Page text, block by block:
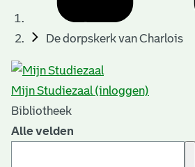
De dorpskerk van Charlois
Mijn Studiezaal (inloggen)
Bibliotheek
Alle velden